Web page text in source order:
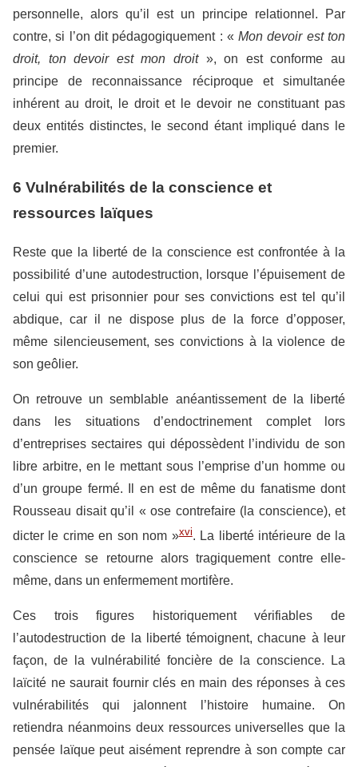
personnelle, alors qu’il est un principe relationnel. Par
contre, si l’on dit pédagogiquement : «Mon devoir est ton
droit, ton devoir est mon droit», on est conforme au
principe de reconnaissance réciproque et simultanée
inhérent au droit, le droit et le devoir ne constituant pas
deux entités distinctes, le second étant impliqué dans le
premier.
6 Vulnérabilités de la conscience et
ressources laïques
Reste que la liberté de la conscience est confrontée à la
possibilité d’une autodestruction, lorsque l’épuisement de
celui qui est prisonnier pour ses convictions est tel qu’il
abdique, car il ne dispose plus de la force d’opposer,
même silencieusement, ses convictions à la violence de
son geôlier.
On retrouve un semblable anéantissement de la liberté
dans les situations d’endoctrinement complet lors
d’entreprises sectaires qui dépossèdent l’individu de son
libre arbitre, en le mettant sous l’emprise d’un homme ou
d’un groupe fermé. Il en est de même du fanatisme dont
Rousseau disait qu’il « ose contrefaire (la conscience), et
dicter le crime en son nom »xvi. La liberté intérieure de la
conscience se retourne alors tragiquement contre elle-
même, dans un enfermement mortifère.
Ces trois figures historiquement vérifiables de
l’autodestruction de la liberté témoignent, chacune à leur
façon, de la vulnérabilité foncière de la conscience. La
laïcité ne saurait fournir clés en main des réponses à ces
vulnérabilités qui jalonnent l’histoire humaine. On
retiendra néanmoins deux ressources universelles que la
pensée laïque peut aisément reprendre à son compte car